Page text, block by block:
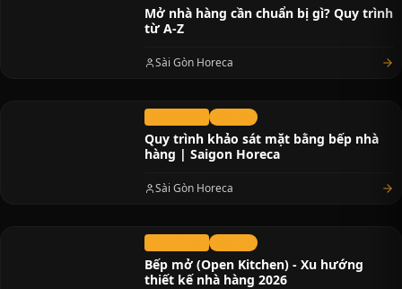
Mở nhà hàng cần chuẩn bị gì? Quy trình
từ A-Z
Sài Gòn Horeca
Quy trình khảo sát mặt bằng bếp nhà
hàng | Saigon Horeca
Sài Gòn Horeca
Bếp mở (Open Kitchen) - Xu hướng
thiết kế nhà hàng 2026